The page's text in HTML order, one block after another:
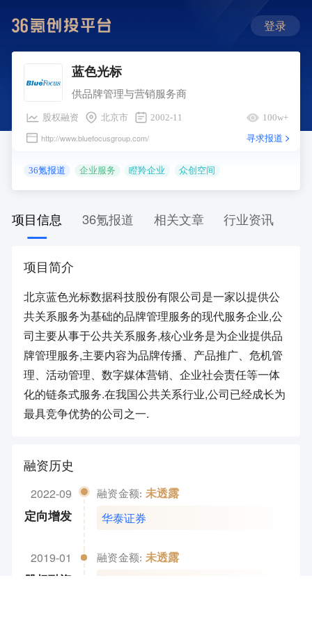
登录
蓝色光标
供品牌管理与营销服务商
股权融资 北京市 2002-11 100w+
http://www.bluefocusgroup.com/ 寻求报道
36氪报道 企业服务 瞪羚企业 众创空间
项目信息 36氪报道 相关文章 行业资讯
项目简介
北京蓝色光标数据科技股份有限公司是一家以提供公
共关系服务为基础的品牌管理服务的现代服务企业,公
司主要从事于公共关系服务,核心业务是为企业提供品
牌管理服务,主要内容为品牌传播、产品推广、危机管
理、活动管理、数字媒体营销、企业社会责任等一体
化的链条式服务.在我国公共关系行业,公司已经成长为
最具竞争优势的公司之一.
融资历史
2022-09
定向增发
融资金额: 未透露
华泰证券
2019-01 融资金额: 未透露